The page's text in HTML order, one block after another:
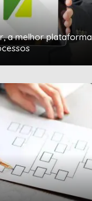
a melhor plataforma